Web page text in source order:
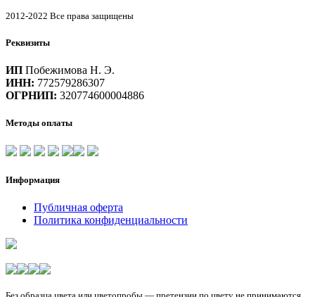
2012-2022 Все права защищены
Реквизиты
ИП Побежимова Н. Э.
ИНН: 772579286307
ОГРНИП: 320774600004886
Методы оплаты
Информация
Публичная оферта
Политика конфиденциальности